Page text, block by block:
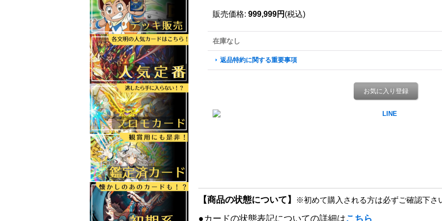
販売価格: 999,999円 (税込)
在庫なし
返品特約に関する重要事項
お気に入り登録
【商品の状態について】 ※初めて購入される方は必ずご確認下さ
●カードの状態表記についての詳細はこちら